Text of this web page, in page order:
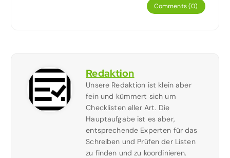
Comments (0)
Redaktion
Unsere Redaktion ist klein aber
fein und kümmert sich um
Checklisten aller Art. Die
Hauptaufgabe ist es aber,
entsprechende Experten für das
Schreiben und Prüfen der Listen
zu finden und zu koordinieren.